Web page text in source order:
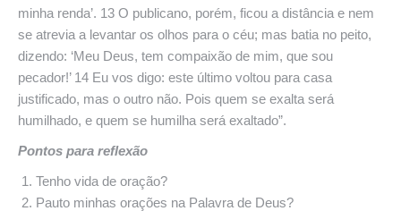
minha renda’. 13 O publicano, porém, ficou a distância e nem
se atrevia a levantar os olhos para o céu; mas batia no peito,
dizendo: ‘Meu Deus, tem compaixão de mim, que sou
pecador!’ 14 Eu vos digo: este último voltou para casa
justificado, mas o outro não. Pois quem se exalta será
humilhado, e quem se humilha será exaltado”.
Pontos para reflexão
Tenho vida de oração?
Pauto minhas orações na Palavra de Deus?